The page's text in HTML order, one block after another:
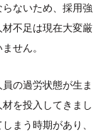
ないため、採用強
不足は現在大変厳
せん。
の過労状態が生ま
を投入してきまし
まう時期があり、